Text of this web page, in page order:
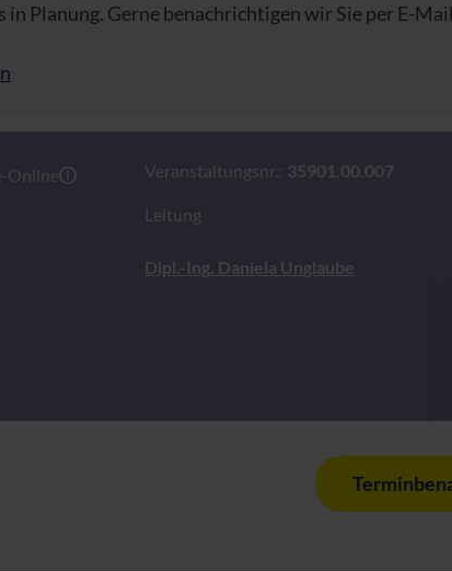
Planung. Gerne benachrichtigen wir Sie per E-
Online Veranstaltungsnr.: 35901.00.007
Leitung
Dipl.-Ing. Daniela Unglaube